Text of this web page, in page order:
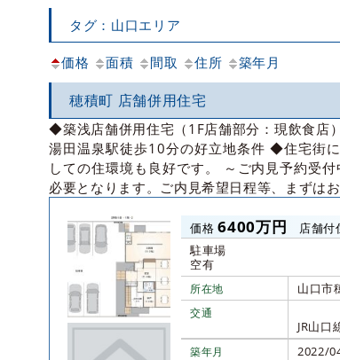
タグ：山口エリア
価格 面積 間取 住所 築年月
穂積町 店舗併用住宅
◆築浅店舗併用住宅（1F店舗部分：現飲食
湯田温泉駅徒歩10分の好立地条件 ◆住宅街
しての住環境も良好です。 ～ご内見予約受
必要となります。ご内見希望日程等、まずは
価格 6400万円 店舗付
駐車場
空有
所在地 山口市
交通
JR山口
築年月 2022/